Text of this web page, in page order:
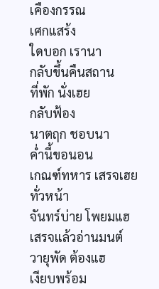
เคืองกรรณ
เศกแสร้ง
ใดบอก เรานา
กลับขึ้นคืนสถาน
ที่พัก นั่งเฮย
กลับฟ้อง
นาตฤก ชอบนา
ค่ำนี้ขอนอน
เกณฑ์ทหาร เสรจเฮย
ทั่วหน้า
จันทร์บ่าย โพยมแฮ
เสรจแล้วอ่านมนต์
วายุพัด ต้องแฮ
เงียบพร้อม